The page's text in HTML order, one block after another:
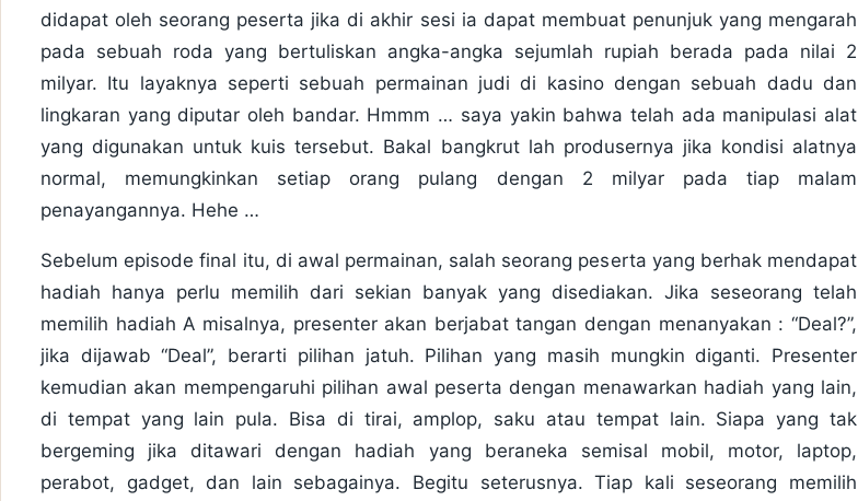
didapat oleh seorang peserta jika di akhir sesi ia dapat membuat penunjuk yang mengarah
pada sebuah roda yang bertuliskan angka-angka sejumlah rupiah berada pada nilai 2
milyar. Itu layaknya seperti sebuah permainan judi di kasino dengan sebuah dadu dan
lingkaran yang diputar oleh bandar. Hmmm … saya yakin bahwa telah ada manipulasi alat
yang digunakan untuk kuis tersebut. Bakal bangkrut lah produsernya jika kondisi alatnya
normal, memungkinkan setiap orang pulang dengan 2 milyar pada tiap malam
penayangannya. Hehe …
Sebelum episode final itu, di awal permainan, salah seorang peserta yang berhak mendapat
hadiah hanya perlu memilih dari sekian banyak yang disediakan. Jika seseorang telah
memilih hadiah A misalnya, presenter akan berjabat tangan dengan menanyakan : “Deal?”,
jika dijawab “Deal”, berarti pilihan jatuh. Pilihan yang masih mungkin diganti. Presenter
kemudian akan mempengaruhi pilihan awal peserta dengan menawarkan hadiah yang lain,
di tempat yang lain pula. Bisa di tirai, amplop, saku atau tempat lain. Siapa yang tak
bergeming jika ditawari dengan hadiah yang beraneka semisal mobil, motor, laptop,
perabot, gadget, dan lain sebagainya. Begitu seterusnya. Tiap kali seseorang memilih